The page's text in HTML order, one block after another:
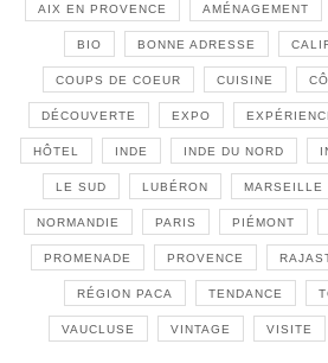
AIX EN PROVENCE AMÉNAGEMENT
BIO BONNE ADRESSE
COUPS DE COEUR CUISINE
DÉCOUVERTE EXPO
HÔTEL INDE INDE DU NORD
LE SUD LUBÉRON MARSEILLE
NORMANDIE PARIS PIÉMONT
PROMENADE PROVENCE
RÉGION PACA TENDANCE
VAUCLUSE VINTAGE VISITE